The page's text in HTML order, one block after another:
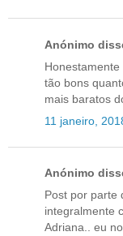
Anónimo
tão bons
mais baratos
11 janeiro,
Anónimo
Post por parte
integralmente
Adriana.. eu